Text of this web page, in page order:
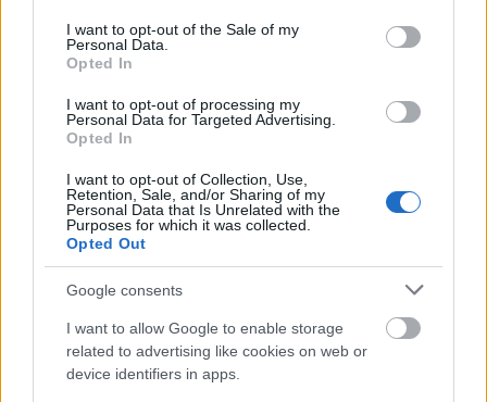
consent section.
I want to opt-out of the Sale of my
Personal Data.
Opted In
I want to opt-out of processing my
Personal Data for Targeted Advertising.
Opted In
I want to opt-out of Collection, Use,
Retention, Sale, and/or Sharing of my
Personal Data that Is Unrelated with the
Purposes for which it was collected.
Opted Out
Google consents
I want to allow Google to enable storage
related to advertising like cookies on web or
device identifiers in apps.
Μάθε πρώτος όλες τις σημαντικές
ειδήσεις.
Βάλε το proson.gr στα αποτελέσματα
αναζήτησης της Google
Δημοφιλείς Ειδήσεις
Κατώτατος μισθός: Σενάριο για
αύξηση στα 1.000 ευρώ από το 2027